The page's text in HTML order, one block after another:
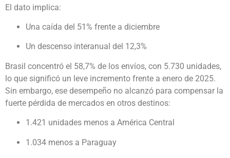
El dato implica:
Una caída del 51% frente a diciembre
Un descenso interanual del 12,3%
Brasil concentró el 58,7% de los envíos, con 5.730 unidades,
lo que significó un leve incremento frente a enero de 2025.
Sin embargo, ese desempeño no alcanzó para compensar la
fuerte pérdida de mercados en otros destinos:
1.421 unidades menos a América Central
1.034 menos a Paraguay